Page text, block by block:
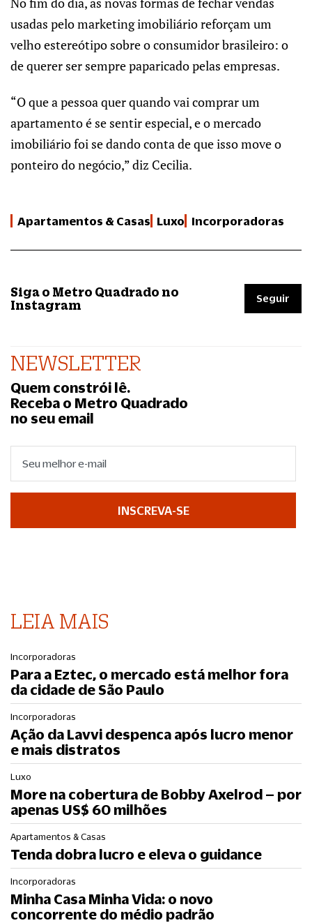
usadas pelo marketing imobiliário reforçam um
velho estereótipo sobre o consumidor brasileiro: o
de querer ser sempre paparicado pelas empresas.
“O que a pessoa quer quando vai comprar um
apartamento é se sentir especial, e o mercado
imobiliário foi se dando conta de que isso move o
ponteiro do negócio,” diz Cecilia.
Apartamentos & Casas Luxo Incorporadoras
Siga o Metro Quadrado no
Instagram
Seguir
NEWSLETTER
Quem constrói lê.
Receba o Metro Quadrado
no seu email
INSCREVA-SE
LEIA MAIS
Incorporadoras
Para a Eztec, o mercado está melhor fora
da cidade de São Paulo
Incorporadoras
Ação da Lavvi despenca após lucro menor
e mais distratos
Luxo
More na cobertura de Bobby Axelrod – por
apenas US$ 60 milhões
Apartamentos & Casas
Tenda dobra lucro e eleva o guidance
Incorporadoras
Minha Casa Minha Vida: o novo
concorrente do médio padrão